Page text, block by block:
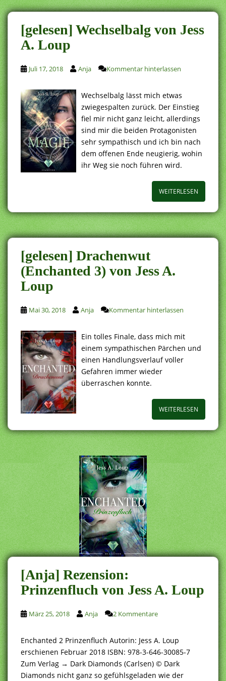
[gelesen] Wechselbalg von Jess
A. Loup
Juli 17, 2018 Anja Kommentar hinterlassen
Wechselbalg lässt mich etwas
zwiegespalten zurück. Der Einstieg
fiel mir nicht ganz leicht, allerdings
sind mir die beiden Protagonisten
sehr sympathisch und ich bin nach
dem offenen Ende neugierig, wohin
ihr Weg sie noch führen wird.
WEITERLESEN
[gelesen] Drachenwut
(Enchanted 3) von Jess A.
Loup
Mai 30, 2018 Anja Kommentar hinterlassen
Ein tolles Finale, dass mich mit
einem sympathischen Pärchen und
einen Handlungsverlauf voller
Gefahren immer wieder
überraschen konnte.
WEITERLESEN
[Anja] Rezension:
Prinzenfluch von Jess A. Loup
März 25, 2018 Anja 2 Kommentare
Enchanted 2 Prinzenfluch Autorin: Jess A. Loup
erschienen Februar 2018 ISBN: 978-3-646-30085-7
Zum Verlag → Dark Diamonds (Carlsen) © Dark
Diamonds nicht ganz so gefühlsgeladen wie der